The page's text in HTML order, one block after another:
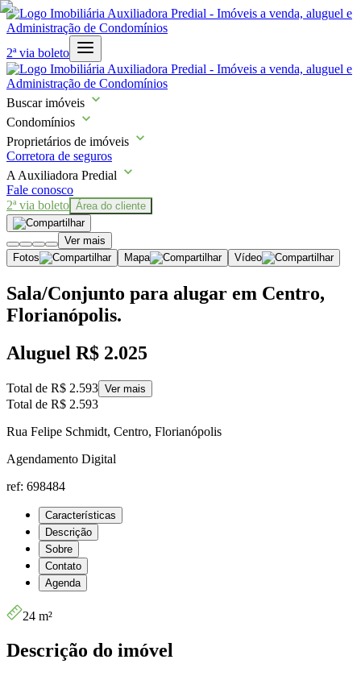
2ª via boleto
Buscar imóveis
Condomínios
Proprietários de imóveis
Corretora de seguros
A Auxiliadora Predial
Fale conosco
2ª via boleto Área do cliente
Ver mais
Fotos
Mapa Vídeo
Sala/Conjunto para alugar em Centro,
Florianópolis.
Aluguel R$ 2.025
Total de R$ 2.593 Ver mais
Total de R$ 2.593
Rua Felipe Schmidt, Centro, Florianópolis
Agendamento Digital
ref: 698484
Características
Descrição
Sobre
Contato
Agenda
24 m²
Descrição do imóvel